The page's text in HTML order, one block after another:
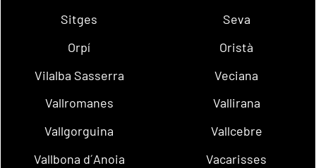
Sitges
Seva
Orpí
Oristà
Vilalba Sasserra
Veciana
Vallromanes
Vallirana
Vallgorguina
Vallcebre
Vallbona d´Anoia
Vacarisses